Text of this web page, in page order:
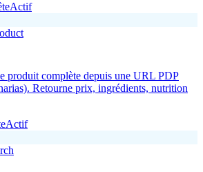
Actif
produit complète depuis une URL PDP
Retourne prix, ingrédients, nutrition
Actif